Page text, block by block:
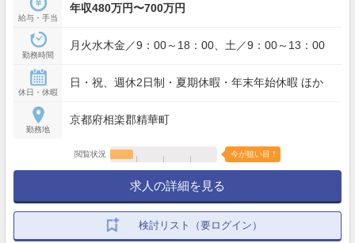
給与・手当
年収480万円〜700万円
勤務時間
月火水木金／9：00～18：00、土／9：00～13：00
休日・休暇
日・祝、週休2日制・夏期休暇・年末年始休暇 ほか
勤務地
京都府相楽郡精華町
閲覧状況 今が狙い目！
求人の詳細を見る
検討リスト（要ログイン）